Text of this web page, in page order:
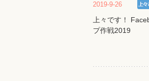
2019-9-26
上々です！
プ作戦2019